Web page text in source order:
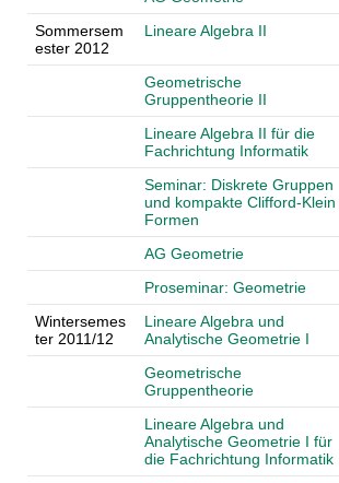
Sommersem
ester 2012
Lineare Algebra II
Geometrische
Gruppentheorie II
Lineare Algebra II für die
Fachrichtung Informatik
Seminar: Diskrete Gruppen
und kompakte Clifford-Klein
Formen
AG Geometrie
Proseminar: Geometrie
Wintersemes
ter 2011/12
Lineare Algebra und
Analytische Geometrie I
Geometrische
Gruppentheorie
Lineare Algebra und
Analytische Geometrie I für
die Fachrichtung Informatik